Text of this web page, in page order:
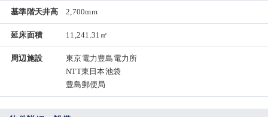
基準階天井高 2,700mm
延床面積 11,241.31㎡
周辺施設
東京電力豊島電力所
NTT東日本池袋
豊島郵便局